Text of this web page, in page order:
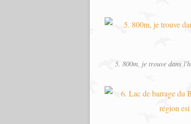
5. 800m, je trouve dans